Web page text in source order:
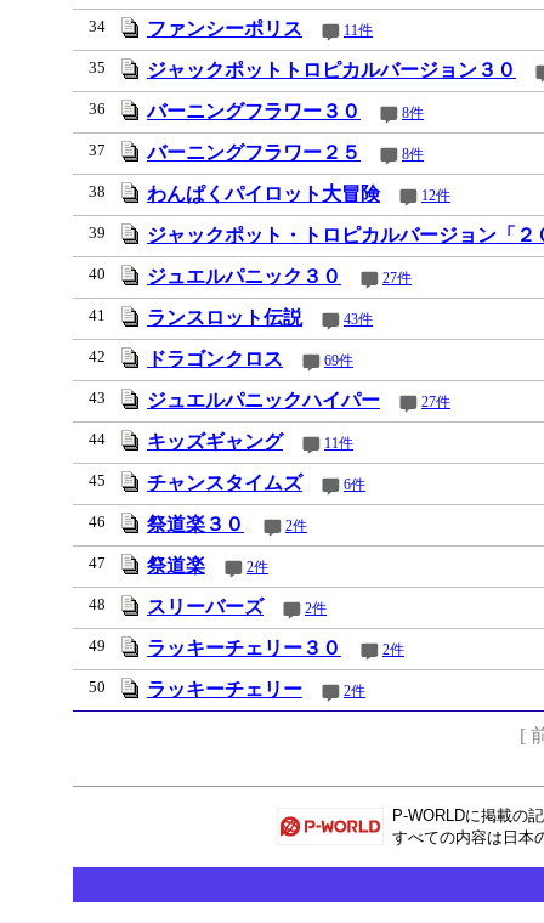
34 ファンシーポリス 11件
35 ジャックポットトロピカルバージョン３０
36 バーニングフラワー３０ 8件
37 バーニングフラワー２５ 8件
38 わんぱくパイロット大冒険 12件
39 ジャックポット・トロピカルバージョン「２
40 ジュエルパニック３０ 27件
41 ランスロット伝説 43件
42 ドラゴンクロス 69件
43 ジュエルパニックハイパー 27件
44 キッズギャング 11件
45 チャンスタイムズ 6件
46 祭道楽３０ 2件
47 祭道楽 2件
48 スリーバーズ 2件
49 ラッキーチェリー３０ 2件
50 ラッキーチェリー 2件
[
P-WORLDに掲載の
すべての内容は日本